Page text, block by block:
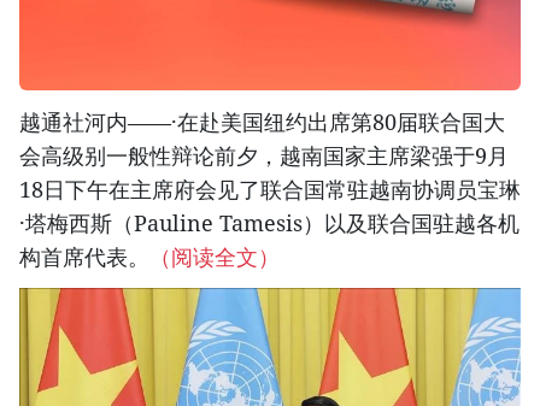
越通社河内——·在赴美国纽约出席第80届联合国大
会高级别一般性辩论前夕，越南国家主席梁强于9月
18日下午在主席府会见了联合国常驻越南协调员宝琳
·塔梅西斯（Pauline Tamesis）以及联合国驻越各机
构首席代表。
（阅读全文）